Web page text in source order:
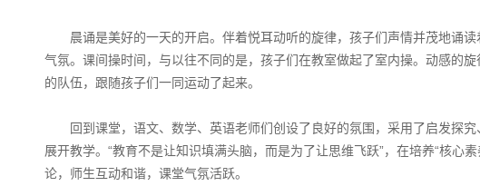
晨诵是美好的一天的开启。伴着悦耳动听的旋律，孩子们声情并茂地诵
气氛。课间操时间，与以往不同的是，孩子们在教室做起了室内操。动感的
的队伍，跟随孩子们一同运动了起来。
回到课堂，语文、数学、英语老师们创设了良好的氛围，采用了启发探
展开教学。“教育不是让知识填满头脑，而是为了让思维飞跃”，在培养“核心
论，师生互动和谐，课堂气氛活跃。